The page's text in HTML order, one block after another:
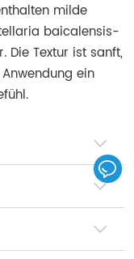
milde
baicalensis-
Die Textur ist sanft,
ein